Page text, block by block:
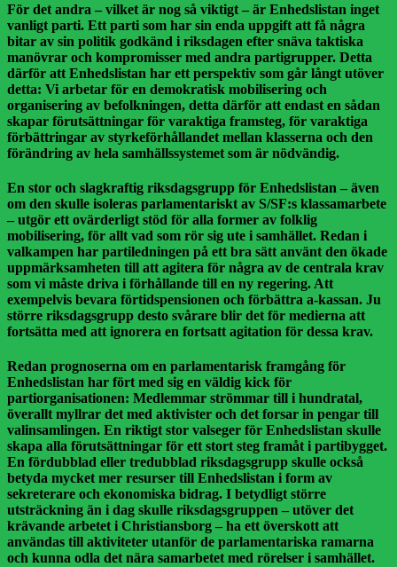
För det andra – vilket är nog så viktigt – är Enhedslistan inget
vanligt parti. Ett parti som har sin enda uppgift att få några
bitar av sin politik godkänd i riksdagen efter snäva taktiska
manövrar och kompromisser med andra partigrupper. Detta
därför att Enhedslistan har ett perspektiv som går långt utöver
detta: Vi arbetar för en demokratisk mobilisering och
organisering av befolkningen, detta därför att endast en sådan
skapar förutsättningar för varaktiga framsteg, för varaktiga
förbättringar av styrkeförhållandet mellan klasserna och den
förändring av hela samhällssystemet som är nödvändig.
En stor och slagkraftig riksdagsgrupp för Enhedslistan – även
om den skulle isoleras parlamentariskt av S/SF:s klassamarbete
– utgör ett ovärderligt stöd för alla former av folklig
mobilisering, för allt vad som rör sig ute i samhället. Redan i
valkampen har partiledningen på ett bra sätt använt den ökade
uppmärksamheten till att agitera för några av de centrala krav
som vi måste driva i förhållande till en ny regering. Att
exempelvis bevara förtidspensionen och förbättra a-kassan. Ju
större riksdagsgrupp desto svårare blir det för medierna att
fortsätta med att ignorera en fortsatt agitation för dessa krav.
Redan prognoserna om en parlamentarisk framgång för
Enhedslistan har fört med sig en väldig kick för
partiorganisationen: Medlemmar strömmar till i hundratal,
överallt myllrar det med aktivister och det forsar in pengar till
valinsamlingen. En riktigt stor valseger för Enhedslistan skulle
skapa alla förutsättningar för ett stort steg framåt i partibygget.
En fördubblad eller tredubblad riksdagsgrupp skulle också
betyda mycket mer resurser till Enhedslistan i form av
sekreterare och ekonomiska bidrag. I betydligt större
utsträckning än i dag skulle riksdagsgruppen – utöver det
krävande arbetet i Christiansborg – ha ett överskott att
användas till aktiviteter utanför de parlamentariska ramarna
och kunna odla det nära samarbetet med rörelser i samhället.